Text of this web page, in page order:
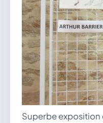
Superbe exposition